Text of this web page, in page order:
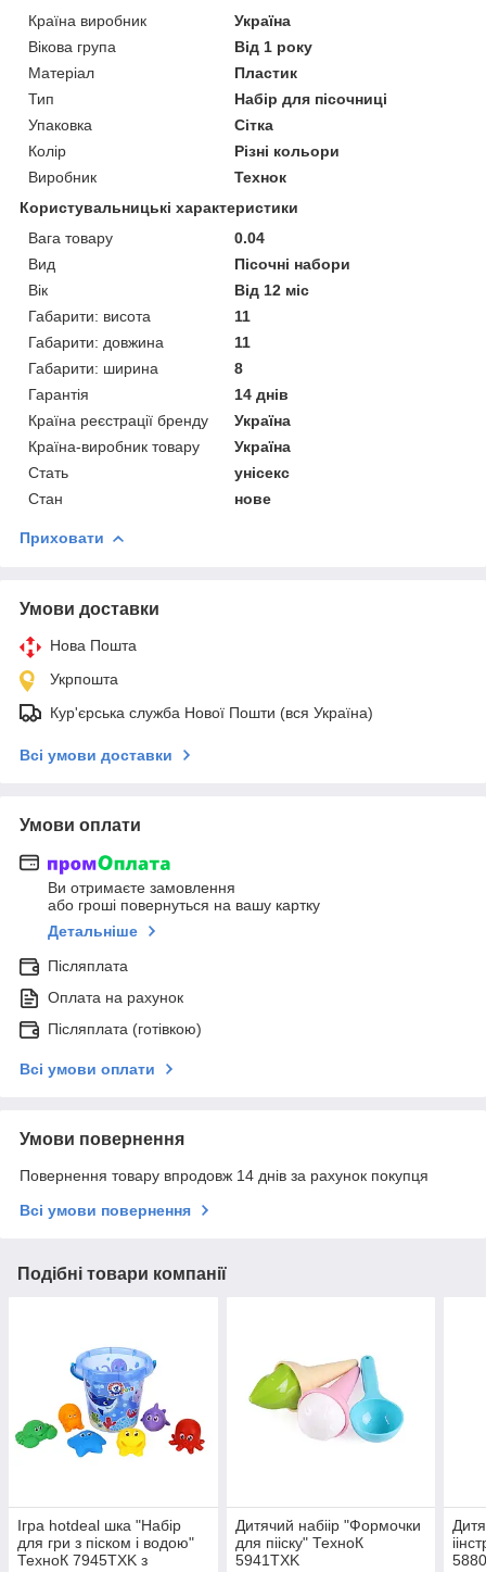
Країна виробник
Україна
Вікова група
Від 1 року
Матеріал
Пластик
Тип
Набір для пісочниці
Упаковка
Сітка
Колір
Різні кольори
Виробник
Технок
Користувальницькі характеристики
Вага товару
0.04
Вид
Пісочні набори
Вік
Від 12 міс
Габарити: висота
11
Габарити: довжина
11
Габарити: ширина
8
Гарантія
14 днів
Країна реєстрації бренду
Україна
Країна-виробник товару
Україна
Стать
унісекс
Стан
нове
Приховати
Умови доставки
Нова Пошта
Укрпошта
Кур'єрська служба Нової Пошти (вся Україна)
Всі умови доставки
Умови оплати
Ви отримаєте замовлення
або гроші повернуться на вашу картку
Детальніше
Післяплата
Оплата на рахунок
Післяплата (готівкою)
Всі умови оплати
Умови повернення
Повернення товару впродовж 14 днів за рахунок покупця
Всі умови повернення
Подібні товари компанії
Ігра hotdeal шка "Набір
для гри з піском і водою"
ТехноК 7945TXK з
Дитячий набіір "Формочки
для пііску" ТехноК
5941TXK